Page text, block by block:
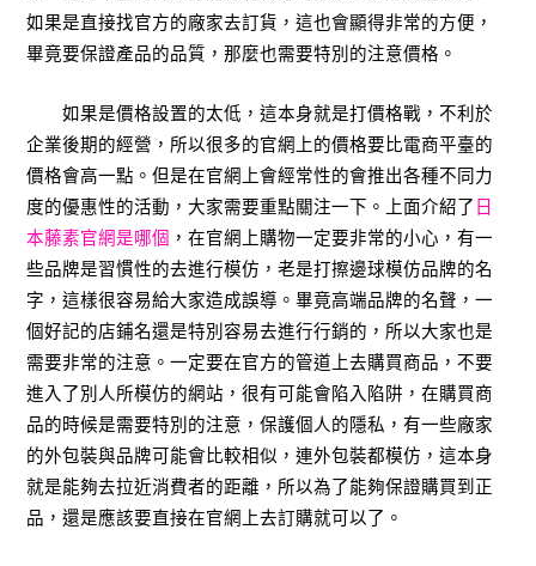
如果是直接找官方的廠家去訂貨，這也會顯得非常的方便，
畢竟要保證產品的品質，那麼也需要特別的注意價格。
如果是價格設置的太低，這本身就是打價格戰，不利於
企業後期的經營，所以很多的官網上的價格要比電商平臺的
價格會高一點。但是在官網上會經常性的會推出各種不同力
度的優惠性的活動，大家需要重點關注一下。上面介紹了 日
本藤素官網是哪個 ，在官網上購物一定要非常的小心，有一
些品牌是習慣性的去進行模仿，老是打擦邊球模仿品牌的名
字，這樣很容易給大家造成誤導。畢竟高端品牌的名聲，一
個好記的店鋪名還是特別容易去進行行銷的，所以大家也是
需要非常的注意。一定要在官方的管道上去購買商品，不要
進入了別人所模仿的網站，很有可能會陷入陷阱，在購買商
品的時候是需要特別的注意，保護個人的隱私，有一些廠家
的外包裝與品牌可能會比較相似，連外包裝都模仿，這本身
就是能夠去拉近消費者的距離，所以為了能夠保證購買到正
品，還是應該要直接在官網上去訂購就可以了。